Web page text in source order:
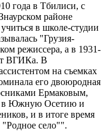
года в Тбилиси, с
районе
в школе-студии
"Грузия-
режиссера, а в 1931-
ВГИКа. В
на съемках
его двоюродная
Ермаковым,
в Южную Осетию и
и в итоге время
село"".